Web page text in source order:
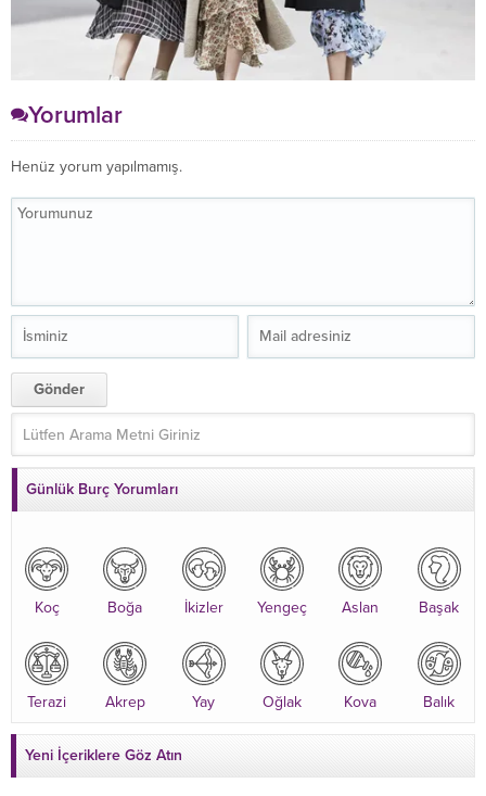
Yorumlar
Henüz yorum yapılmamış.
Günlük Burç Yorumları
Koç Boğa İkizler Yengeç Aslan Başak
Terazi Akrep Yay Oğlak Kova Balık
Yeni İçeriklere Göz Atın